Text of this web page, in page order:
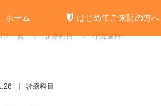
ホーム はじめてご来院の方へ
グ一覧
診療科目 小児歯科
診療科目